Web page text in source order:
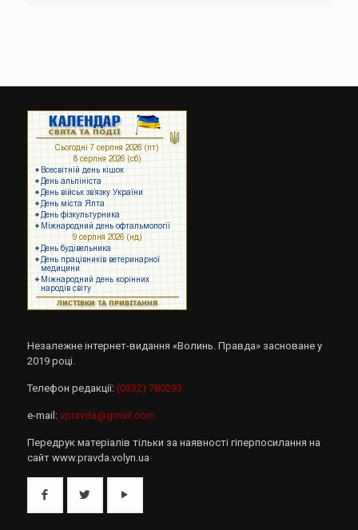
Незалежне інтернет-видання «Волинь. Правда» засноване у
2019 році.
Телефон редакції: (0332) 780293
e-mail: vpravda@gmail.com
Передрук матеріалів тільки за наявності гіперпосилання на
сайт www.pravda.volyn.ua